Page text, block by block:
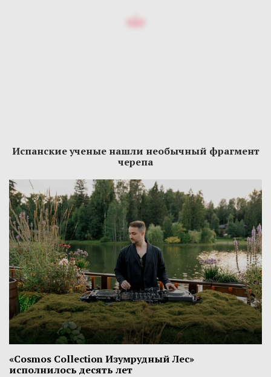
Испанские ученые нашли необычный фрагмент
черепа
«Cosmos Collection Изумрудный Лес»
исполнилось десять лет